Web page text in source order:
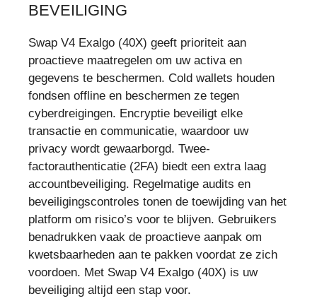
BEVEILIGING
Swap V4 Exalgo (40X) geeft prioriteit aan
proactieve maatregelen om uw activa en
gegevens te beschermen. Cold wallets houden
fondsen offline en beschermen ze tegen
cyberdreigingen. Encryptie beveiligt elke
transactie en communicatie, waardoor uw
privacy wordt gewaarborgd. Twee-
factorauthenticatie (2FA) biedt een extra laag
accountbeveiliging. Regelmatige audits en
beveiligingscontroles tonen de toewijding van het
platform om risico’s voor te blijven. Gebruikers
benadrukken vaak de proactieve aanpak om
kwetsbaarheden aan te pakken voordat ze zich
voordoen. Met Swap V4 Exalgo (40X) is uw
beveiliging altijd een stap voor.